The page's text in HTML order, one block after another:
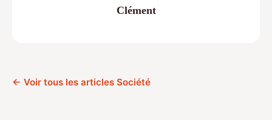
Clément
← Voir tous les articles Société